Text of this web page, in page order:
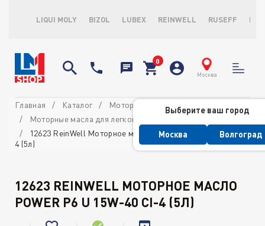
LIQUI MOLY BIZOL LUBEX REINWELL RUSEFF
Москва
Выберите ваш город
Москва Волгоград
Главная Каталог
Моторные масла
Моторные масла для легковых автомобилей
12623 ReinWell Моторное масло POWER P6 U 15W-40 CI-
4 (5л)
12623 REINWELL МОТОРНОЕ МАСЛО
POWER P6 U 15W-40 CI-4 (5Л)